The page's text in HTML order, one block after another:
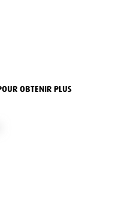
OBTENIR PLUS